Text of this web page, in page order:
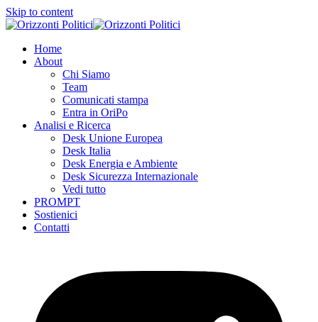
Skip to content
Home
About
Chi Siamo
Team
Comunicati stampa
Entra in OriPo
Analisi e Ricerca
Desk Unione Europea
Desk Italia
Desk Energia e Ambiente
Desk Sicurezza Internazionale
Vedi tutto
PROMPT
Sostienici
Contatti